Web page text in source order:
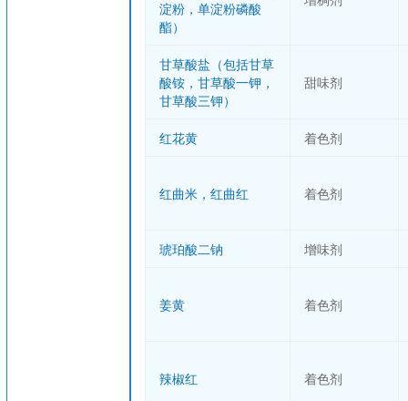
淀粉，单淀粉磷酸
酯）
甘草酸盐（包括甘草
酸铵，甘草酸一钾，
甘草酸三钾）
甜味剂
红花黄 着色剂
红曲米，红曲红 着色剂
琥珀酸二钠 增味剂
姜黄 着色剂
辣椒红 着色剂